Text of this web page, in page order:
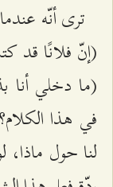
ترى أنّه
(إنّ فلانًا قد
(ما دخلي
في هذا
لنا حول